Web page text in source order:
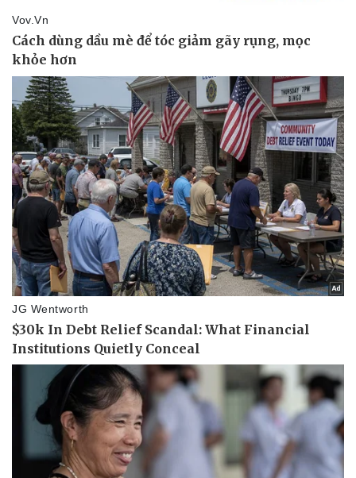
Bóng đá
Lịch thi đấu bóng đá
Thế giới thể thao
Hậu trường
Ô tô
Xe máy